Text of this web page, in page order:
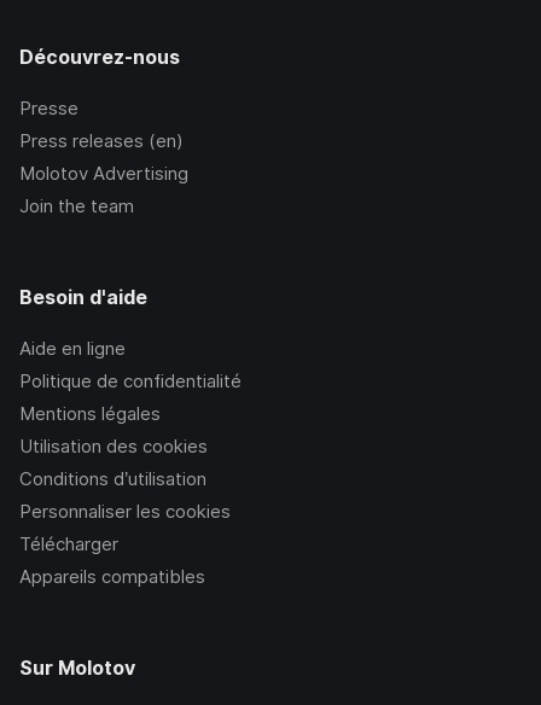
Découvrez-nous
Presse
Press releases (en)
Molotov Advertising
Join the team
Besoin d'aide
Aide en ligne
Politique de confidentialité
Mentions légales
Utilisation des cookies
Conditions d’utilisation
Personnaliser les cookies
Télécharger
Appareils compatibles
Sur Molotov